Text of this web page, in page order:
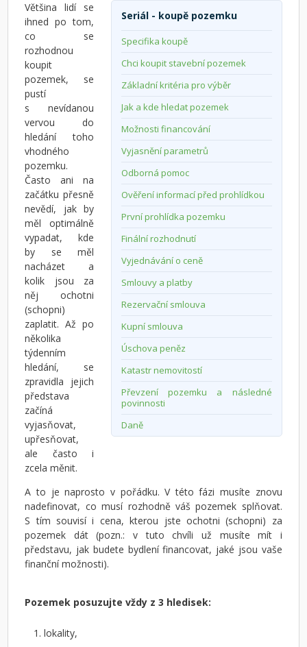
Seriál - koupě pozemku
Specifika koupě
Chci koupit stavební pozemek
Základní kritéria pro výběr
Jak a kde hledat pozemek
Možnosti financování
Vyjasnění parametrů
Odborná pomoc
Ověření informací před prohlídkou
První prohlídka pozemku
Finální rozhodnutí
Vyjednávání o ceně
Smlouvy a platby
Rezervační smlouva
Kupní smlouva
Úschova peněz
Katastr nemovitostí
Převzení pozemku a následné
povinnosti
Daně
Většina lidí se
ihned po tom,
co se
rozhodnou
koupit
pozemek, se
pustí
s nevídanou
vervou do
hledání toho
vhodného
pozemku.
Často ani na
začátku přesně
nevědí, jak by
měl optimálně
vypadat, kde
by se měl
nacházet a
kolik jsou za
něj ochotni
(schopni)
zaplatit. Až po
několika
týdenním
hledání, se
zpravidla jejich
představa
začíná
vyjasňovat,
upřesňovat,
ale často i
zcela měnit.
A to je naprosto v pořádku. V této fázi musíte znovu
nadefinovat, co musí rozhodně váš pozemek splňovat.
S tím souvisí i cena, kterou jste ochotni (schopni) za
pozemek dát (pozn.: v tuto chvíli už musíte mít i
představu, jak budete bydlení financovat, jaké jsou vaše
finanční možnosti).
Pozemek posuzujte vždy z 3 hledisek:
lokality,